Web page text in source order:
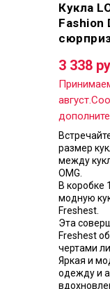
Кукла
Fashion
размер
между
OMG.
В
модную
Freshest.
Эта
Freshest
чертами
Яркая и
одежду и
3 338